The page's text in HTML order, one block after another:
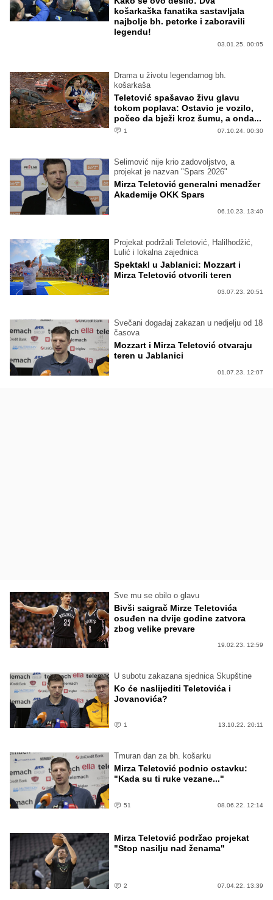
košarkaška fanatika sastavljala
najbolje bh. petorke i zaboravili
legendu!
03.01.25. 00:05
Drama u životu legendarnog bh.
košarkaša
Teletović spašavao živu glavu
tokom poplava: Ostavio je vozilo,
počeo da bježi kroz šumu, a onda...
1 07.10.24. 00:30
Selimović nije krio zadovoljstvo, a
projekat je nazvan "Spars 2026"
Mirza Teletović generalni menadžer
Akademije OKK Spars
06.10.23. 13:40
Projekat podržali Teletović, Halilhodžić,
Lulić i lokalna zajednica
Spektakl u Jablanici: Mozzart i
Mirza Teletović otvorili teren
03.07.23. 20:51
Svečani događaj zakazan u nedjelju od 18
časova
Mozzart i Mirza Teletović otvaraju
teren u Jablanici
01.07.23. 12:07
Sve mu se obilo o glavu
Bivši saigrač Mirze Teletovića
osuđen na dvije godine zatvora
zbog velike prevare
19.02.23. 12:59
U subotu zakazana sjednica Skupštine
Ko će naslijediti Teletovića i
Jovanovića?
1 13.10.22. 20:11
Tmuran dan za bh. košarku
Mirza Teletović podnio ostavku:
"Kada su ti ruke vezane..."
51 08.06.22. 12:14
Mirza Teletović podržao projekat
"Stop nasilju nad ženama"
2 07.04.22. 13:39